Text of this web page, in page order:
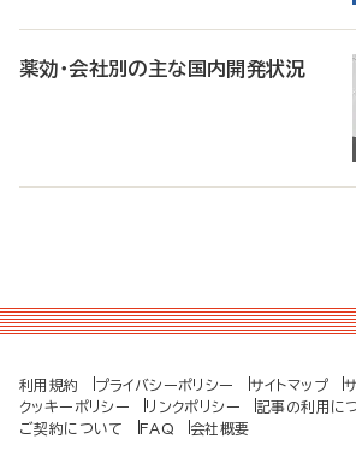
薬効・会社別の主な国内開発状況
利用規約 プライバシーポリシー サイトマップ
クッキーポリシー
リンクポリシー 記事の利用に
ご契約について
FAQ 会社概要